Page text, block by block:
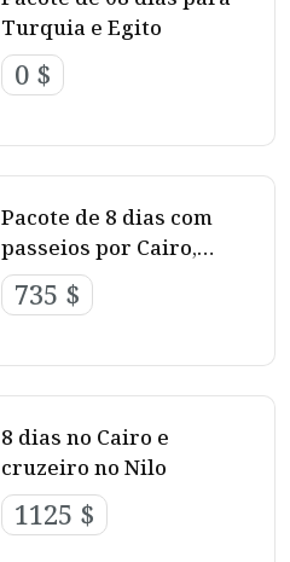
Turquia e Egito
0 $
Pacote de 8 dias com
passeios por Cairo,
cruzeiro no Nilo e
visitas a Abu Simbel
735 $
8 dias no Cairo e
cruzeiro no Nilo
1125 $